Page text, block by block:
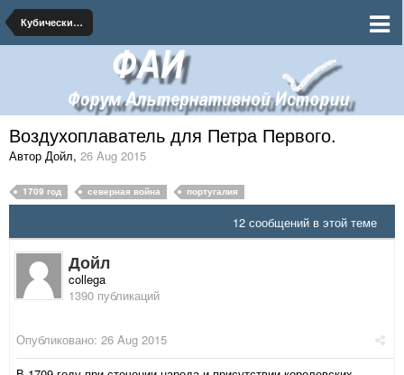
Кубический Персик
Воздухоплаватель для Петра Первого.
Автор Дойл, 26 Aug 2015
1709 год северная война португалия
12 сообщений в этой теме
Дойл
collega
1390 публикаций
Опубликовано: 26 Aug 2015